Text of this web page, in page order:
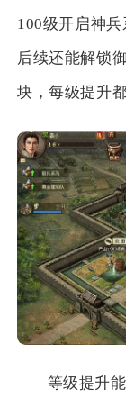
100级开启神
后续还能解锁
块，每级提升
等级提升